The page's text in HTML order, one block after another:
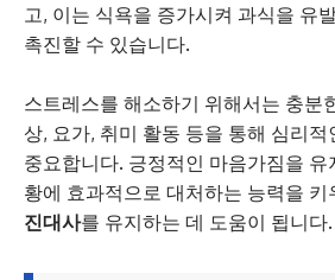
고, 이는 식욕을 증가시켜 과식을 유
촉진할 수 있습니다.
스트레스를 해소하기 위해서는 충분
상, 요가, 취미 활동 등을 통해 심리적
중요합니다. 긍정적인 마음가짐을
황에 효과적으로 대처하는 능력을
진대사를 유지하는 데 도움이 됩니다.